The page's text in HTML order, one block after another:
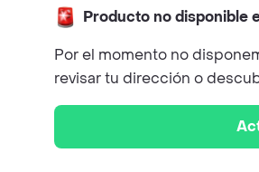
Producto no disponible
Por el momento no
revisar tu dirección o